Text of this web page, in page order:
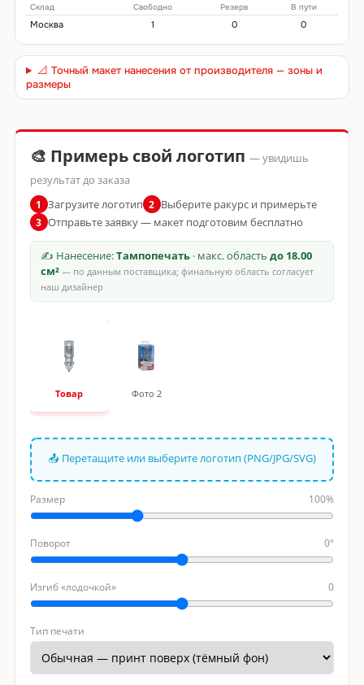
Склад Свободно Резерв В пути
Москва 1 0 0
📐 Точный макет нанесения от производителя — зоны и
размеры
🎨 Примерь свой логотип — увидишь
результат до заказа
1 Загрузите логотип 2 Выберите ракурс и примерьте
3 Отправьте заявку — макет подготовим бесплатно
✍ Нанесение:Тампопечать· макс. область до 18.00
см²— по данным поставщика; финальную область согласует
наш дизайнер
Товар Фото 2
📤 Перетащите или выберите логотип (PNG/JPG/SVG)
Размер 100%
Поворот 0°
Изгиб «лодочкой» 0
Тип печати